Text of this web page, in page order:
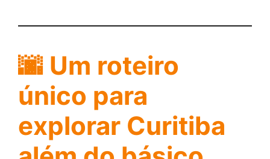
🌆 Um roteiro
único para
explorar Curitiba